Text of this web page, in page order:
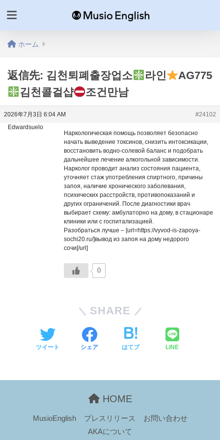
ホーム
返信先: 김천퇴폐출장업소 라인
AG775
김천콜걸샵
조건만남
2026年7月3日 6:04 AM
#24102
Edwardsuelo
Наркологическая помощь позволяет безопасно
начать выведение токсинов, снизить интоксикации,
восстановить водно-солевой баланс и подобрать
дальнейшее лечение алкогольной зависимости.
Нарколог проводит анализ состояния пациента,
уточняет стаж употребления спиртного, причины
запоя, наличие хронического заболевания,
психических расстройств, противопоказаний и
других ограничений. После диагностики врач
выбирает схему: амбулаторно на дому, в стационаре
клиники или с госпитализацией.
Разобраться лучше – [url=https://vyvod-is-zapoya-
sochi20.ru/]вывод из запоя на дому недорого
сочи[/url]
0
SHARE
ツイート シェア はてブ LINE
HOME
MusioEnglish プレスリリース
お問い合わせ
AKAについて